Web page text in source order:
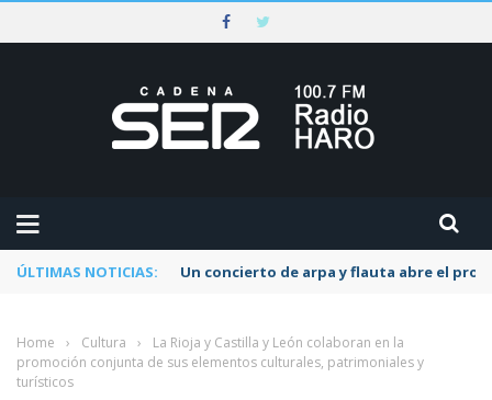
ÚLTIMAS NOTICIAS: Un concierto de arpa y flauta abre el
Home › Cultura ›
La Rioja y Castilla y León colaboran en la
promoción conjunta de sus elementos culturales, patrimoniales y
turísticos